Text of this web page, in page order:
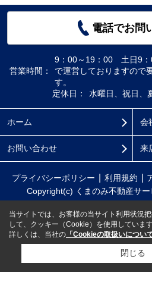
電話でお問
営業時間：
9：00～19：00 土日9
で運営しておりますので
す。
定休日：
水曜日、祝日、
ホーム 会
お問い合わせ 来
プライバシーポリシー 利用規約
Copyright(c) くまのみ不動産サ
当サイトでは、お客様の当サイト利用状況
して、クッキー（Cookie）を使用しています
詳しくは、当社の 「Cookieの取扱いについて
閉じる